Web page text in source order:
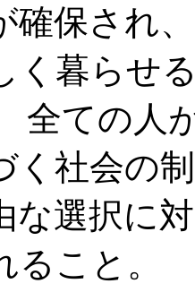
確保され
く暮らせ
ての人
く社会の
な選択に
ること。